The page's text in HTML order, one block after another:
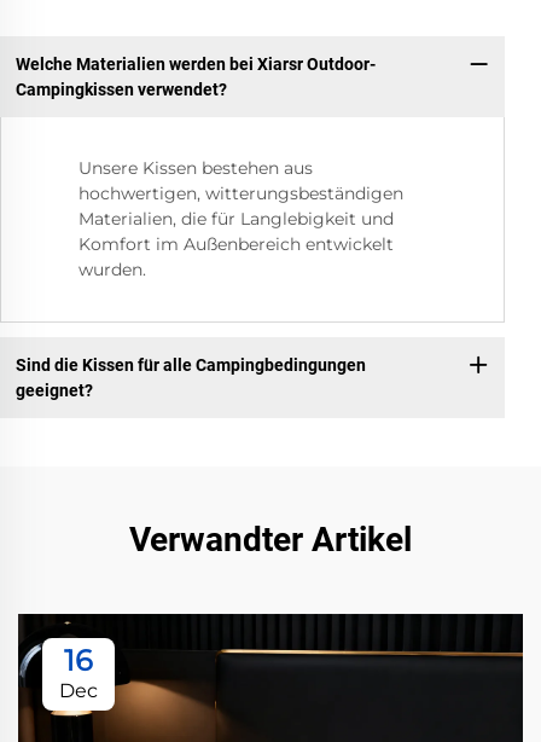
Welche Materialien werden bei Xiarsr Outdoor-
Campingkissen verwendet?
Unsere Kissen bestehen aus
hochwertigen, witterungsbeständigen
Materialien, die für Langlebigkeit und
Komfort im Außenbereich entwickelt
wurden.
Sind die Kissen für alle Campingbedingungen
geeignet?
Verwandter Artikel
16
Dec